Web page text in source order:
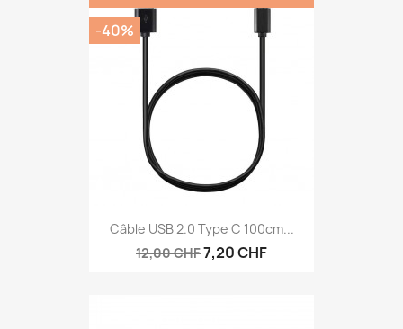
Câble USB 2.0 Type C 100cm...
12,00 CHF7,20 CHF
-40%